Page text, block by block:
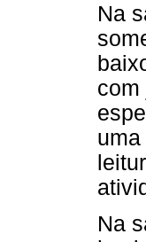
Na
com
Na